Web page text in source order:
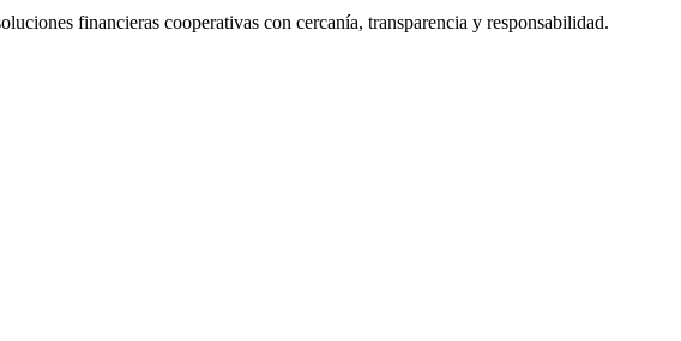
financieras cooperativas con cercanía, transparencia y responsabilidad.